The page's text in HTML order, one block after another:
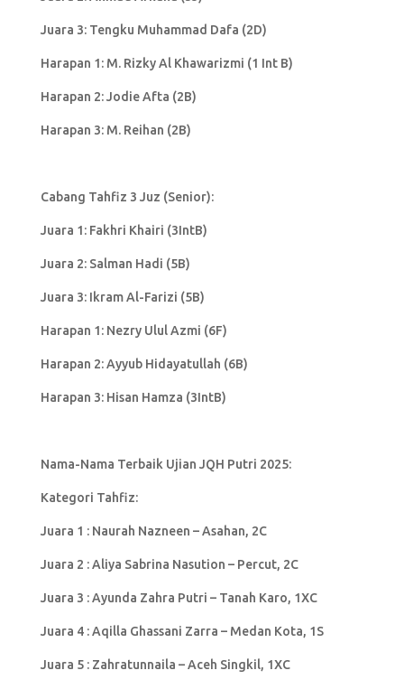
Juara 3: Tengku Muhammad Dafa (2D)
Harapan 1: M. Rizky Al Khawarizmi (1 Int B)
Harapan 2: Jodie Afta (2B)
Harapan 3: M. Reihan (2B)
Cabang Tahfiz 3 Juz (Senior):
Juara 1: Fakhri Khairi (3IntB)
Juara 2: Salman Hadi (5B)
Juara 3: Ikram Al-Farizi (5B)
Harapan 1: Nezry Ulul Azmi (6F)
Harapan 2: Ayyub Hidayatullah (6B)
Harapan 3: Hisan Hamza (3IntB)
Nama-Nama Terbaik Ujian JQH Putri 2025:
Kategori Tahfiz:
Juara 1 : Naurah Nazneen – Asahan, 2C
Juara 2 : Aliya Sabrina Nasution – Percut, 2C
Juara 3 : Ayunda Zahra Putri – Tanah Karo, 1XC
Juara 4 : Aqilla Ghassani Zarra – Medan Kota, 1S
Juara 5 : Zahratunnaila – Aceh Singkil, 1XC